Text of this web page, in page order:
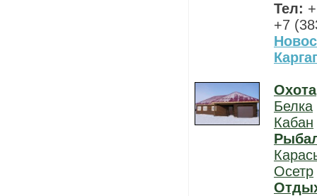
Тел:
+7
Охота
Белка
Кабан
Осетр